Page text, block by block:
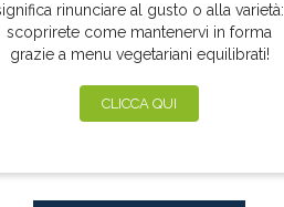
rinunciare al gusto o alla varietà:
scoprirete come mantenervi in forma
grazie a menu vegetariani equilibrati!
CLICCA QUI